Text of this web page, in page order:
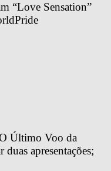
“Love Sensation”
Último Voo da
duas apresentações;